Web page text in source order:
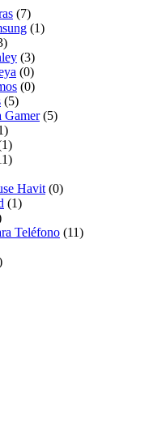
(7)
(1)
(3)
(0)
(0)
(5)
Gamer (5)
Havit (0)
(1)
Teléfono (11)